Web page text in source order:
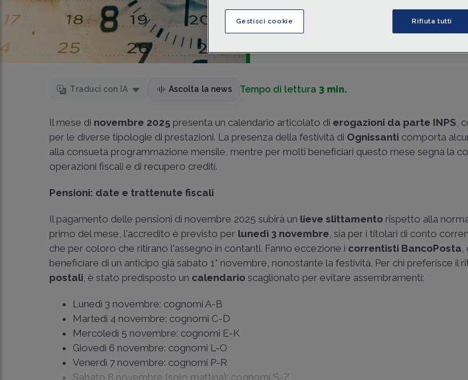
novembre 2025
Traduci con IA Ascolta la news Tempo di lettura 3 min.
Il mese di novembre 2025 presenta un calendario articolato di erogazioni da parte INPS,
per le diverse tipologie di prestazioni. La presenza della festività di Ognissanti comporta
alla consueta programmazione mensile, mentre per molti beneficiari questo mese segna la
operazioni fiscali e di recupero crediti.
Pensioni: date e trattenute fiscali
Il pagamento delle pensioni di novembre 2025 subirà un lieve slittamento rispetto alla
primo del mese, l'accredito è previsto per lunedì 3 novembre, sia per i titolari di conto
che per coloro che ritirano l'assegno in contanti. Fanno eccezione i correntisti BancoPosta,
beneficiare di un anticipo già sabato 1° novembre, nonostante la festività. Per chi preferisce il
postali, è stato predisposto un calendarioscaglionato per evitare assembramenti:
Lunedì 3 novembre: cognomi A-B
Martedì 4 novembre: cognomi C-D
Mercoledì 5 novembre: cognomi E-K
Giovedì 6 novembre: cognomi L-O
Venerdì 7 novembre: cognomi P-R
Sabato 8 novembre (solo mattina): cognomi S-Z
Gestisci cookie Rifiuta tutti